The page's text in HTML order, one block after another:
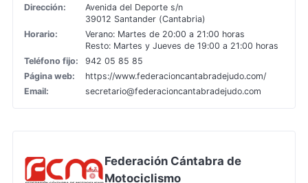
Dirección:
Avenida del Deporte s/n
39012 Santander (Cantabria)
Horario:
Verano: Martes de 20:00 a 21:00 horas
Resto: Martes y Jueves de 19:00 a 21:00 horas
Teléfono fijo:
942 05 85 85
Página web:
https://www.federacioncantabradejudo.com/
Email:
secretario@federacioncantabradejudo.com
Federación Cántabra de
Motociclismo